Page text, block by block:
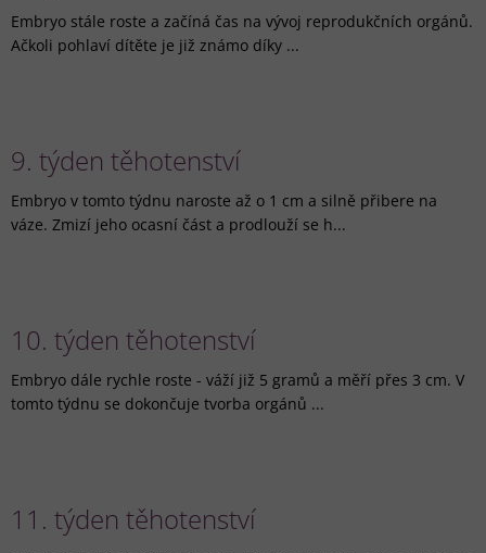
Embryo stále roste a začíná čas na vývoj reprodukčních orgánů.
Ačkoli pohlaví dítěte je již známo díky ...
9. týden těhotenství
Embryo v tomto týdnu naroste až o 1 cm a silně přibere na
váze. Zmizí jeho ocasní část a prodlouží se h...
10. týden těhotenství
Embryo dále rychle roste - váží již 5 gramů a měří přes 3 cm. V
tomto týdnu se dokončuje tvorba orgánů ...
11. týden těhotenství